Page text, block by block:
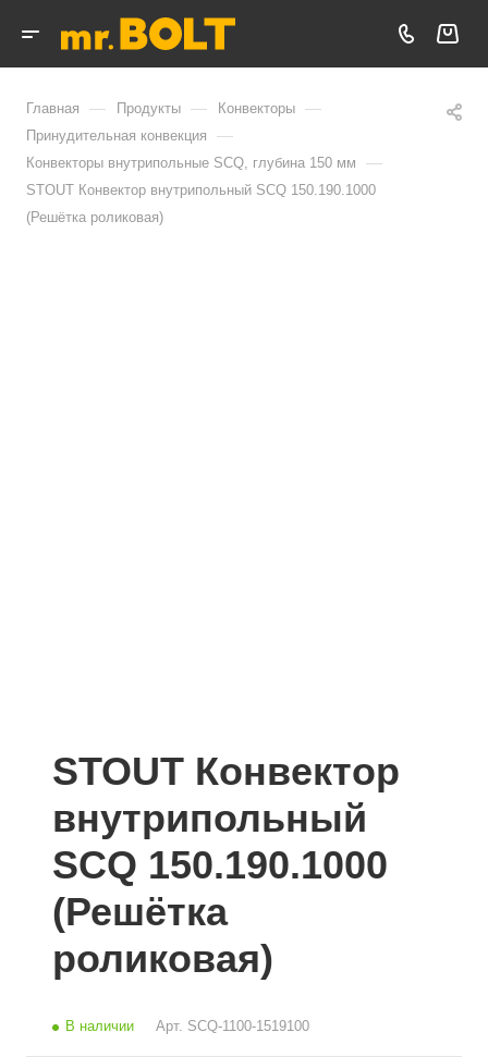
Главная — Продукты — Конвекторы —
Принудительная конвекция —
Конвекторы внутрипольные SCQ, глубина 150 мм —
STOUT Конвектор внутрипольный SCQ 150.190.1000
(Решётка роликовая)
STOUT Конвектор
внутрипольный
SCQ 150.190.1000
(Решётка
роликовая)
В наличии Арт. SCQ-1100-1519100